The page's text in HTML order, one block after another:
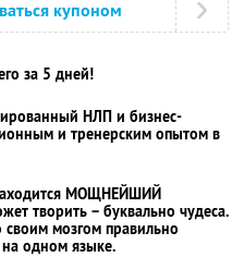
купоном
за 5 дней!
НЛП и бизнес-
и тренерским опытом в
МОЩНЕЙШИЙ
творить – буквально чудеса.
мозгом правильно
одном языке.